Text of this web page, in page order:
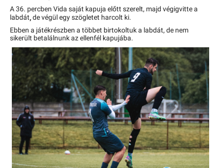
A 36. percben Vida saját kapuja előtt szerelt, majd végigvitte a
labdát,de végül egy szögletet harcolt ki.
Ebben a játékrészben a többet birtokoltuk a labdát, de nem
sikerült betalálnunk az ellenfél kapujába.